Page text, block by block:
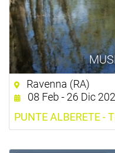
Ravenna (RA)
08 Feb - 26 Dic
PUNTE ALBERETE -